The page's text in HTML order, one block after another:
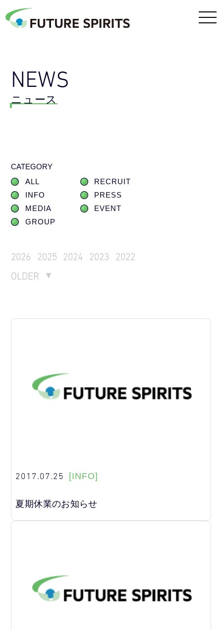
NEWS
ニュース
CATEGORY
ALL
RECRUIT
INFO
PRESS
MEDIA
EVENT
GROUP
2026 2025 2024 2023
2022
OLDER
2017.07.25 [INFO]
夏期休業のお知らせ